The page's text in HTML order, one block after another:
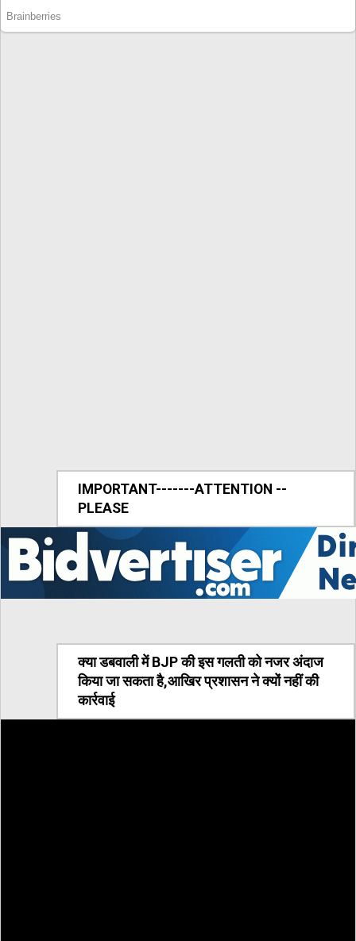
IMPORTANT-------ATTENTION --
PLEASE
क्या डबवाली में BJP की इस गलती को नजर अंदाज
किया जा सकता है,आखिर प्रशासन ने क्यों नहीं की
कार्रवाई